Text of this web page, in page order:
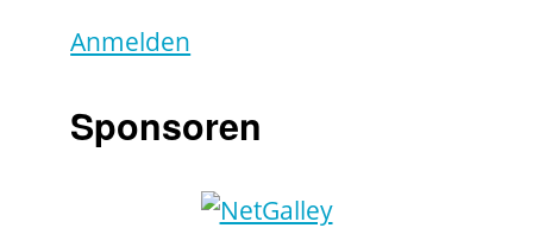
Anmelden
Sponsoren